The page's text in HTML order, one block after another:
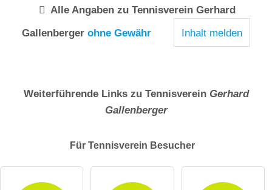
Alle Angaben zu Tennisverein Gerhard
Gallenberger ohne Gewähr Inhalt melden
Weiterführende Links zu Tennisverein Gerhard
Gallenberger
Für Tennisverein Besucher